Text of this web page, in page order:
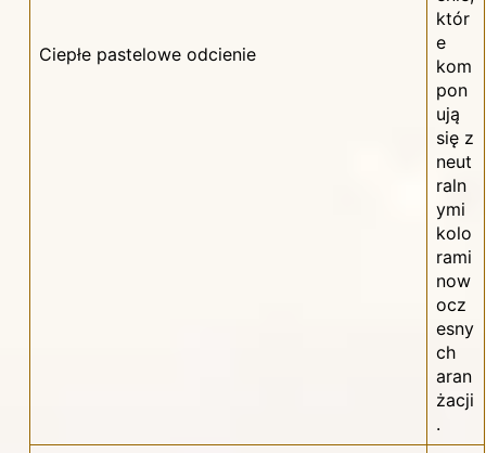
Ciepłe pastelowe odcienie
któr
e
kom
pon
ują
się z
neut
raln
ymi
kolo
rami
now
ocz
esny
ch
aran
żacji
.